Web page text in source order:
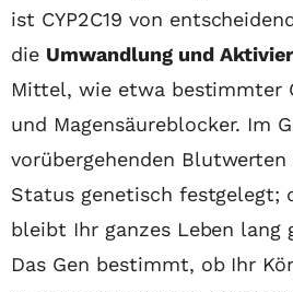
ist CYP2C19 von
die Umwandlung und
Mittel, wie etwa bestimmter
und Magensäureblocker. Im
vorübergehenden Blutwerten
Status genetisch festgelegt;
bleibt Ihr ganzes Leben lang
Das Gen bestimmt, ob Ihr